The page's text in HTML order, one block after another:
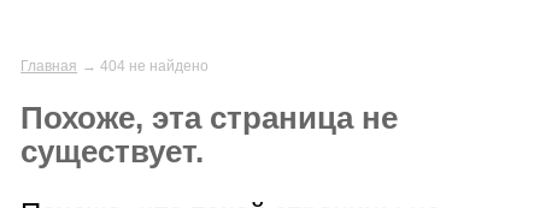
Главная 404 не найдено
Похоже, эта страница не
существует.